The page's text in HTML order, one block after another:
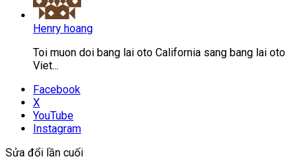
Henry hoang
Toi muon doi bang lai oto California sang bang lai oto
Viet...
Facebook
X
YouTube
Instagram
Sửa đổi lần cuối